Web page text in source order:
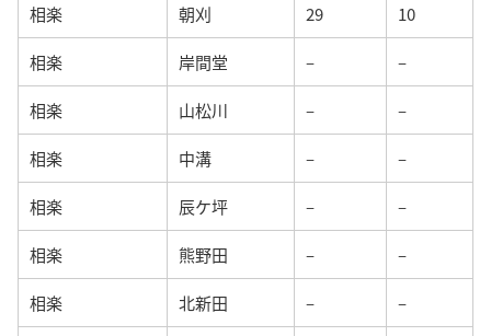
相楽 朝刈 29 10
相楽 岸間堂 – –
相楽 山松川 – –
相楽 中溝 – –
相楽 辰ケ坪 – –
相楽 熊野田 – –
相楽 北新田 – –